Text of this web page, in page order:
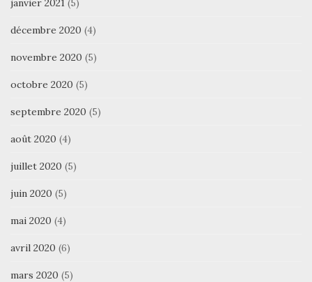
janvier 2021 (5)
décembre 2020 (4)
novembre 2020 (5)
octobre 2020 (5)
septembre 2020 (5)
août 2020 (4)
juillet 2020 (5)
juin 2020 (5)
mai 2020 (4)
avril 2020 (6)
mars 2020 (5)